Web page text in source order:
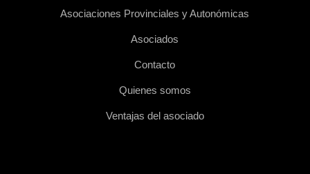
Asociaciones Provinciales y Autonómicas
Asociados
Contacto
Quienes somos
Ventajas del asociado